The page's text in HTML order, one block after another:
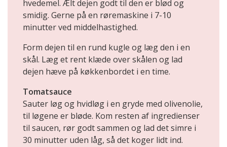
hvedemel. Ælt dejen godt til den er blød og
smidig. Gerne på en røremaskine i 7-10
minutter ved middelhastighed.
Form dejen til en rund kugle og læg den i en
skål. Læg et rent klæde over skålen og lad
dejen hæve på køkkenbordet i en time.
Tomatsauce
Sauter løg og hvidløg i en gryde med olivenolie,
til løgene er bløde. Kom resten af ingredienser
til saucen, rør godt sammen og lad det simre i
30 minutter uden låg, så det koger lidt ind.